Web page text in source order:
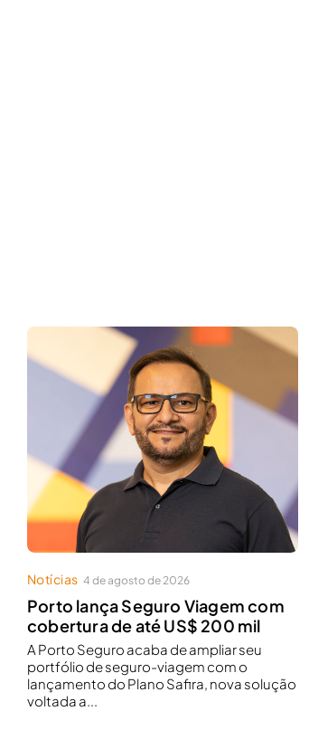
Notícias 4 de agosto de 2026
Porto lança Seguro Viagem com
cobertura de até US$ 200 mil
A Porto Seguro acaba de ampliar seu
portfólio de seguro-viagem com o
lançamento do Plano Safira, nova solução
voltada a...